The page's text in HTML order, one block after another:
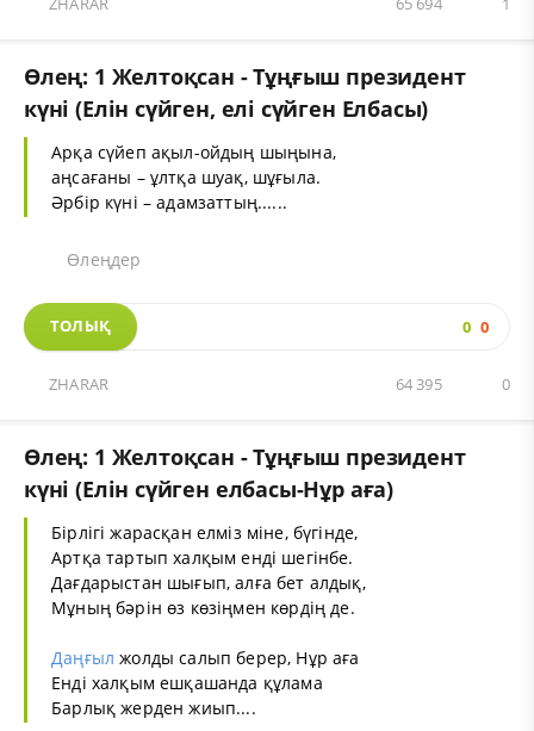
ZHARAR 1
65 694
Өлең: 1 Желтоқсан - Тұңғыш президент
күні (Елін сүйген, елі сүйген Елбасы)
Арқа сүйеп ақыл-ойдың шыңына,
аңсағаны – ұлтқа шуақ, шұғыла.
Әрбір күні – адамзаттың......
Өлеңдер
ТОЛЫҚ 0 0
ZHARAR 0
64 395
Өлең: 1 Желтоқсан - Тұңғыш президент
күні (Елін сүйген елбасы-Нұр аға)
Бірлігі жарасқан елміз міне, бүгінде,
Артқа тартып халқым енді шегінбе.
Дағдарыстан шығып, алға бет алдық,
Мұның бәрін өз көзіңмен көрдің де.
Даңғыл жолды салып берер, Нұр аға
Енді халқым ешқашанда құлама
Барлық жерден жиып....